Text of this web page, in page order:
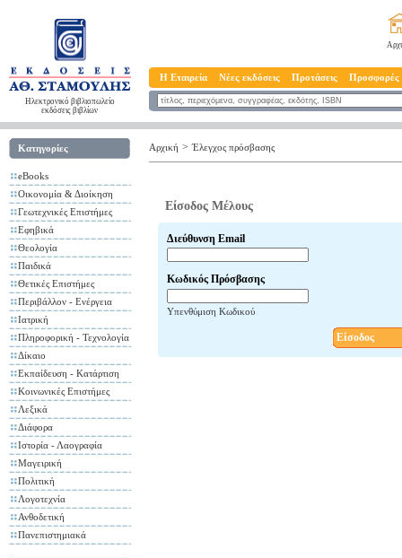
Ηλεκτρονικό βιβλιοπωλείο
εκδόσεις βιβλίων
Η Εταιρεία Νέες εκδόσεις Προτάσεις Προσφορές
Κατηγορίες
eBooks
Οικονομία & Διοίκηση
Γεωτεχνικές Επιστήμες
Εφηβικά
Θεολογία
Παιδικά
Θετικές Επιστήμες
Περιβάλλον - Ενέργεια
Ιατρική
Πληροφορική - Τεχνολογία
Δίκαιο
Εκπαίδευση - Κατάρτιση
Κοινωνικές Επιστήμες
Λεξικά
Διάφορα
Ιστορία - Λαογραφία
Μαγειρική
Πολιτική
Λογοτεχνία
Ανθοδετική
Πανεπιστημιακά
Αρχική > Έλεγχος πρόσβασης
Είσοδος Μέλους
Διεύθυνση Email
Κωδικός Πρόσβασης
Υπενθύμιση Κωδικού
Είσοδος